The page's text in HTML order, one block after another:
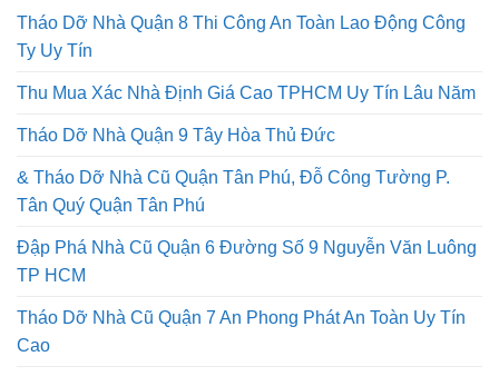
Tháo Dỡ Nhà Quận 8 Thi Công An Toàn Lao Động Công
Ty Uy Tín
Thu Mua Xác Nhà Định Giá Cao TPHCM Uy Tín Lâu Năm
Tháo Dỡ Nhà Quận 9 Tây Hòa Thủ Đức
& Tháo Dỡ Nhà Cũ Quận Tân Phú, Đỗ Công Tường P.
Tân Quý Quận Tân Phú
Đập Phá Nhà Cũ Quận 6 Đường Số 9 Nguyễn Văn Luông
TP HCM
Tháo Dỡ Nhà Cũ Quận 7 An Phong Phát An Toàn Uy Tín
Cao